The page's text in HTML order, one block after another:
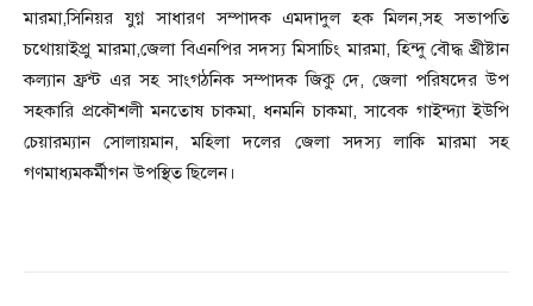
মারমা,সিনিয়র যুগ্ন সাধারণ সম্পাদক এমদাদুল হক মিলন,সহ সভাপতি
চথোয়াইপ্রু মারমা,জেলা বিএনপির সদস্য মিসাচিং মারমা, হিন্দু বৌদ্ধ খ্রীষ্টান
কল্যান ফ্রন্ট এর সহ সাংগঠনিক সম্পাদক জিকু দে, জেলা পরিষদের উপ
সহকারি প্রকৌশলী মনতোষ চাকমা, ধনমনি চাকমা, সাবেক গাইন্দ্যা ইউপি
চেয়ারম্যান সোলায়মান, মহিলা দলের জেলা সদস্য লাকি মারমা সহ
গণমাধ্যমকর্মীগন উপস্থিত ছিলেন।